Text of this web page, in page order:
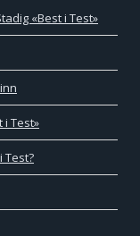
«Best i Test»
i Test»
Test?